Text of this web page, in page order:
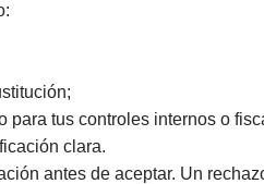
para tus controles internos o
clara.
antes de aceptar. Un